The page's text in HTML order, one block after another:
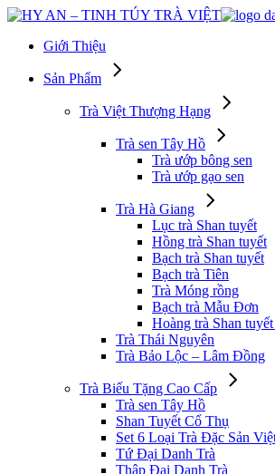
Skip
Giới Thiệu
Sản Phẩm
Trà Việt Thượng Hạng
Trà sen Tây Hồ
Trà ướp bông sen
Trà ướp gạo sen
Trà Hà Giang
Lục trà Shan tuyết
Hồng trà Shan tuyết
Bạch trà Shan tuyết
Bạch trà Tiên
Trà Móng rồng
Bạch trà Mẫu Đơn
Hoàng trà Shan
Trà Thái Nguyên
Trà Bảo Lộc – Lâm Đồng
Trà Biếu Tặng Cao Cấp
Trà sen Tây Hồ
Shan Tuyết Cổ Thụ
Set 6 Loại Trà Đặc Sản
Tứ Đại Danh Trà
Thập Đại Danh Trà